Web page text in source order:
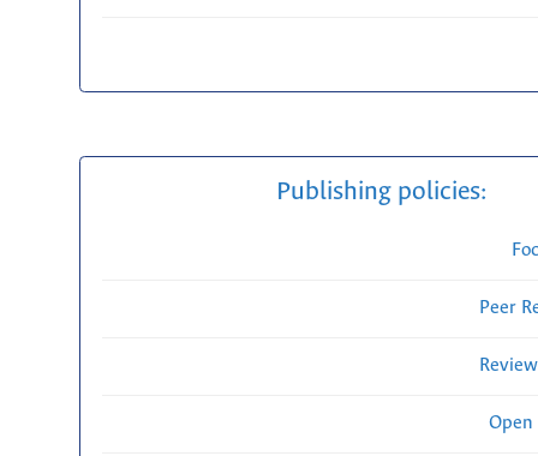
Publishing policies:
Peer
Open